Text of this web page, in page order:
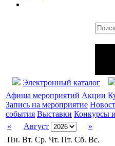
Электронный каталог
Афиша мероприятий Акции
Запись на мероприятие
события Выставки Конкурсы
«
Август
»
Пн. Вт. Ср. Чт. Пт. Сб. Вс.